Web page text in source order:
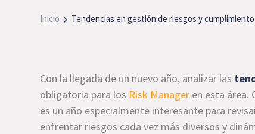
Inicio Tendencias en gestión de riesgos y cumplimiento
Con la llegada de un nuevo año, analizar las
obligatoria para los Risk Manager en esta área.
es un año especialmente interesante para
enfrentar riesgos cada vez más diversos y